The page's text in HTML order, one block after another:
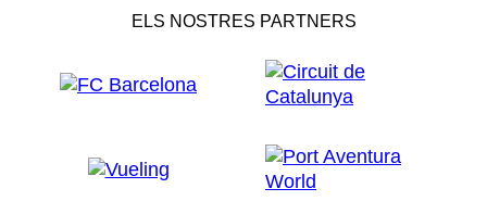
ELS NOSTRES PARTNERS